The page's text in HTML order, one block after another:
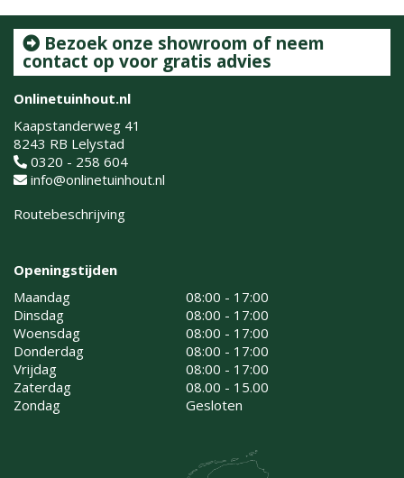
Bezoek onze showroom of neem
contact op voor gratis advies
Onlinetuinhout.nl
Kaapstanderweg 41
8243 RB Lelystad
0320 - 258 604
info@onlinetuinhout.nl
Routebeschrijving
Openingstijden
Maandag
08:00 - 17:00
Dinsdag
08:00 - 17:00
Woensdag
08:00 - 17:00
Donderdag
08:00 - 17:00
Vrijdag
08:00 - 17:00
Zaterdag
08.00 - 15.00
Zondag
Gesloten